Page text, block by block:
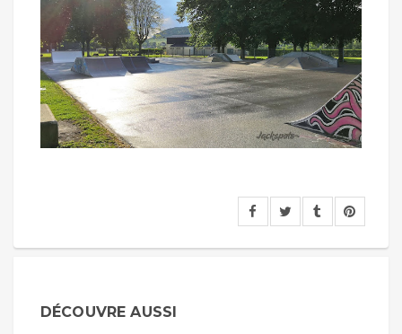
DÉCOUVRE AUSSI